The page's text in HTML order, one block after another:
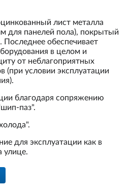
лист металла
для панелей пола), покрытый
Последнее обеспечивает
в целом и
от неблагоприятных
(при условии эксплуатации
благодаря сопряжению
паз".
для эксплуатации как в
улице.